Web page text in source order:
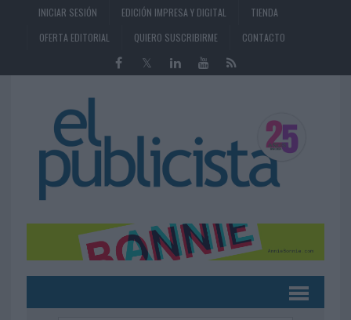
INICIAR SESIÓN EDICIÓN IMPRESA Y DIGITAL
TIENDA
OFERTA EDITORIAL
QUIERO SUSCRIBIRME CONTACTO